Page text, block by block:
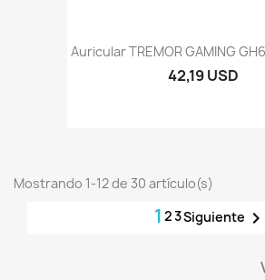
Auricular TREMOR GAMING
42,19 USD
Mostrando 1-12 de 30 artículo(s)
1 23Siguiente 